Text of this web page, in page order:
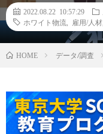
2022.08.22 10:57:29
ホワイト物流
雇用/人材
HOME データ/調査